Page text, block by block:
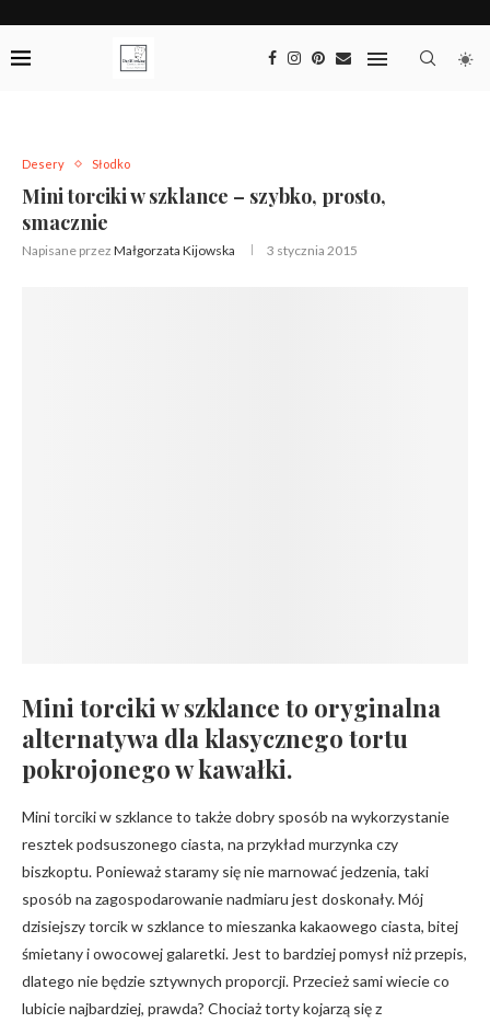
Desery Słodko
Mini torciki w szklance – szybko, prosto,
smacznie
Napisane przez Małgorzata Kijowska 3 stycznia 2015
Mini torciki w szklance to oryginalna
alternatywa dla klasycznego tortu
pokrojonego w kawałki.
Mini torciki w szklance to także dobry sposób na wykorzystanie
resztek podsuszonego ciasta, na przykład murzynka czy
biszkoptu. Ponieważ staramy się nie marnować jedzenia, taki
sposób na zagospodarowanie nadmiaru jest doskonały. Mój
dzisiejszy torcik w szklance to mieszanka kakaowego ciasta, bitej
śmietany i owocowej galaretki. Jest to bardziej pomysł niż przepis,
dlatego nie będzie sztywnych proporcji. Przecież sami wiecie co
lubicie najbardziej, prawda? Chociaż torty kojarzą się z